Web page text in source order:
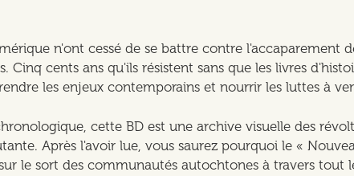
n'ont cessé de se battre contre l'accaparement
cents ans qu'ils résistent sans que les livres
les enjeux contemporains et nourrir les luttes à
cette BD est une archive visuelle des
Après l'avoir lue, vous saurez pourquoi le «
le sort des communautés autochtones à travers tout